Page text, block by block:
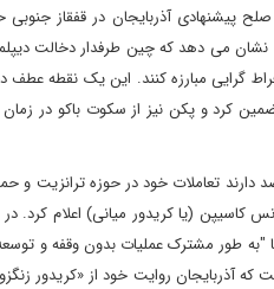
پیشنهادی آذربایجان در قفقاز
می دهد که چین طرفدار دخالت
گرایی مبارزه کنند. این یک نقطه عطف
کرد و پکن نیز از سکوت باکو در
تعاملات خود در حوزه ترانزیت و
کاسیپن (یا کریدور میانی) اعلام کرد.
طور مشترک عملیات بدون وقفه و
آذربایجان روایت خود از «کریدور